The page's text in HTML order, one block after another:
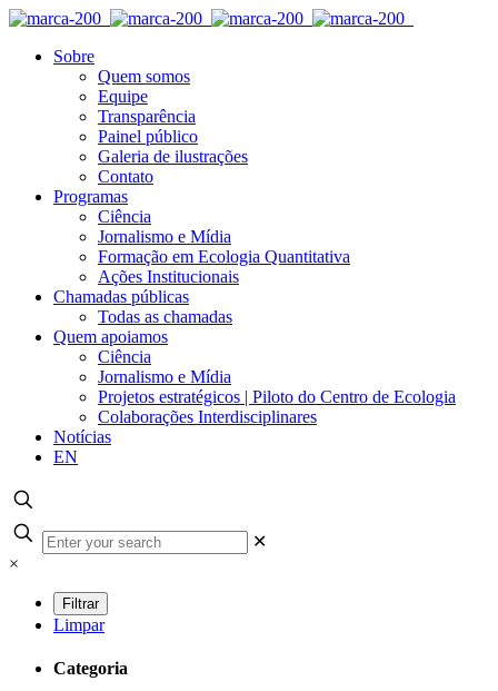
Sobre
Quem somos
Equipe
Transparência
Painel público
Galeria de ilustrações
Contato
Programas
Ciência
Jornalismo e Mídia
Formação em Ecologia Quantitativa
Ações Institucionais
Chamadas públicas
Todas as chamadas
Quem apoiamos
Ciência
Jornalismo e Mídia
Projetos estratégicos | Piloto do Centro de Ecologia
Colaborações Interdisciplinares
Notícias
EN
✕
×
Limpar
Categoria